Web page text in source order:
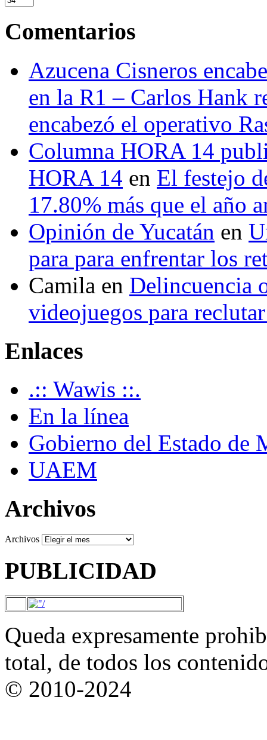
Comentarios
Azucena Cisneros
en la R1 – Carlos Hank
encabezó el operativo
Columna HORA 14
HORA 14 en El festejo
17.80% más que el año
Opinión de Yucatán en
para para enfrentar los
Camila en Delincuencia
videojuegos para
Enlaces
.:: Wawis ::.
En la línea
Gobierno del Estado de
UAEM
Archivos
Archivos
PUBLICIDAD
Queda expresamente
total, de todos los
© 2010-2024